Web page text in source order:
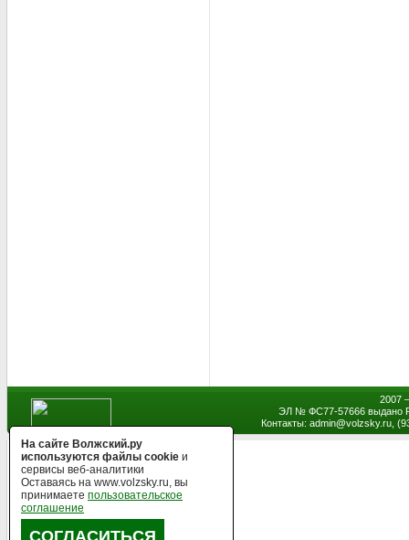
2007
ЭЛ № ФС77-57666 выдано
Контакты: admin@volzsky.ru,
На сайте Волжский.ру
используются файлы cookie и
сервисы веб-аналитики
Оставаясь на www.volzsky.ru, вы
принимаете пользовательское
соглашение
СОГЛАСИТЬСЯ